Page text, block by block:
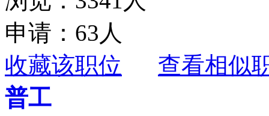
申请：63人
收藏该职位
查看相似
普工